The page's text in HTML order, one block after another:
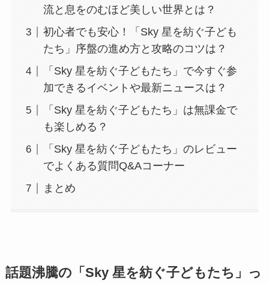
流と息をのむほど美しい世界とは？
初心者でも安心！「Sky 星を紡ぐ子ども
たち」序盤の進め方と攻略のコツは？
「Sky 星を紡ぐ子どもたち」で今すぐ参
加できるイベントや最新ニュースは？
「Sky 星を紡ぐ子どもたち」は無課金で
も楽しめる？
「Sky 星を紡ぐ子どもたち」のレビュー
でよくある質問Q&Aコーナー
まとめ
話題沸騰の「Sky 星を紡ぐ子どもたち」っ